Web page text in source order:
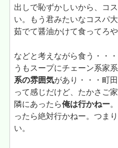
出しで恥ずかしいから、コ
い。もう君みたいなコスパ
茹でて醤油かけて食ってろ
などと考えながら食う・・
うもスープにチェーン系家系
系の雰囲気があり・・・町
って感じだけど、たかさご
隣にあったら俺は行かねー
ったら絶対行かねー。つま
い。